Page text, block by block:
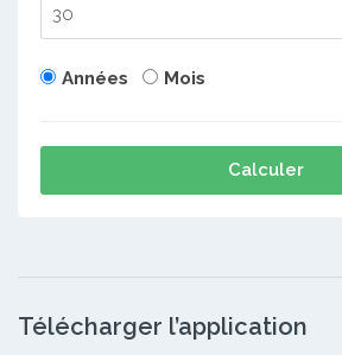
Années Mois
Calculer
Télécharger l’application